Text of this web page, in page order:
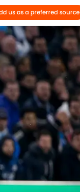
us as a preferred source